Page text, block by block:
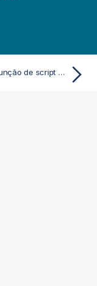
Lower – função de script e gráfico